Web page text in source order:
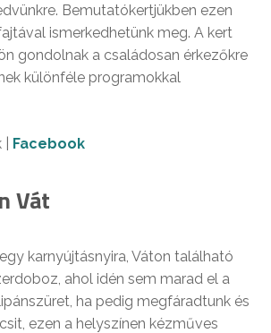
Bemutatókertjükben ezen
ismerkedhetünk meg. A kert
gondolnak a családosan érkezőkre
különféle programokkal
Facebook
Vát
karnyújtásnyira, Váton található
ahol idén sem marad el a
ha pedig megfáradtunk és
ezen a helyszínen kézműves